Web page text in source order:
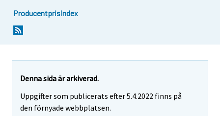
Producentprisindex
Denna sida är arkiverad.
Uppgifter som publicerats efter 5.4.2022 finns på
den förnyade webbplatsen.